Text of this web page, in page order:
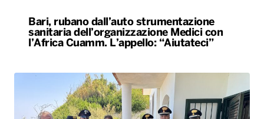
Bari, rubano dall’auto strumentazione
sanitaria dell’organizzazione Medici con
l’Africa Cuamm. L’appello: “Aiutateci”